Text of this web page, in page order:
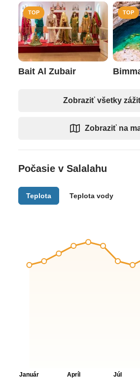
TOP
Bait Al Zubair
TOP
Zobraziť všetky
Zobraziť na
Počasie v Salalahu
Teplota Teplota vody